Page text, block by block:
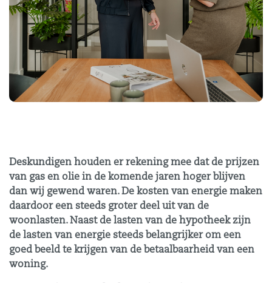
Deskundigen houden er rekening mee dat de prijzen
van gas en olie in de komende jaren hoger blijven
dan wij gewend waren. De kosten van energie maken
daardoor een steeds groter deel uit van de
woonlasten. Naast de lasten van de hypotheek zijn
de lasten van energie steeds belangrijker om een
goed beeld te krijgen van de betaalbaarheid van een
woning.